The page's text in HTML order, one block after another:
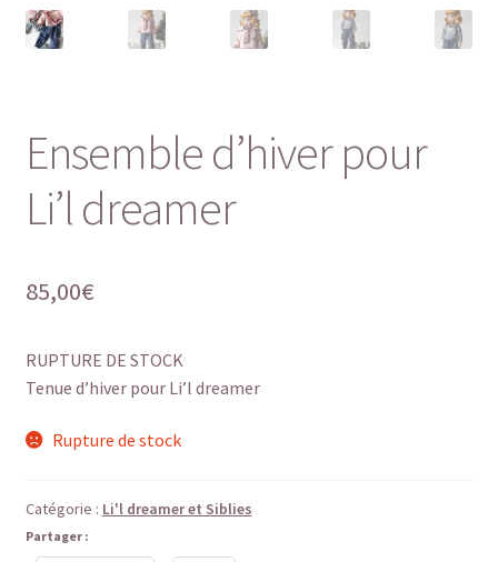
Ensemble d’hiver pour
Li’l dreamer
85,00€
RUPTURE DE STOCK
Tenue d’hiver pour Li’l dreamer
Rupture de stock
Catégorie : Li'l dreamer et Siblies
Partager :